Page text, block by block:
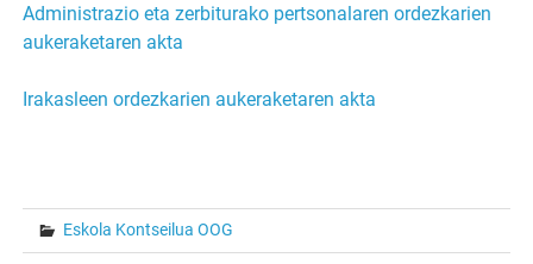
Administrazio eta zerbiturako pertsonalaren ordezkarien
aukeraketaren akta
Irakasleen ordezkarien aukeraketaren akta
Eskola Kontseilua OOG